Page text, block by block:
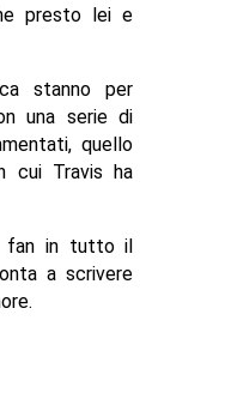
presto lei e
stanno per
una serie di
quello
cui Travis ha
fan in tutto il
a scrivere